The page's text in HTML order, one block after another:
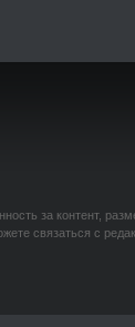
за контент,
связаться с